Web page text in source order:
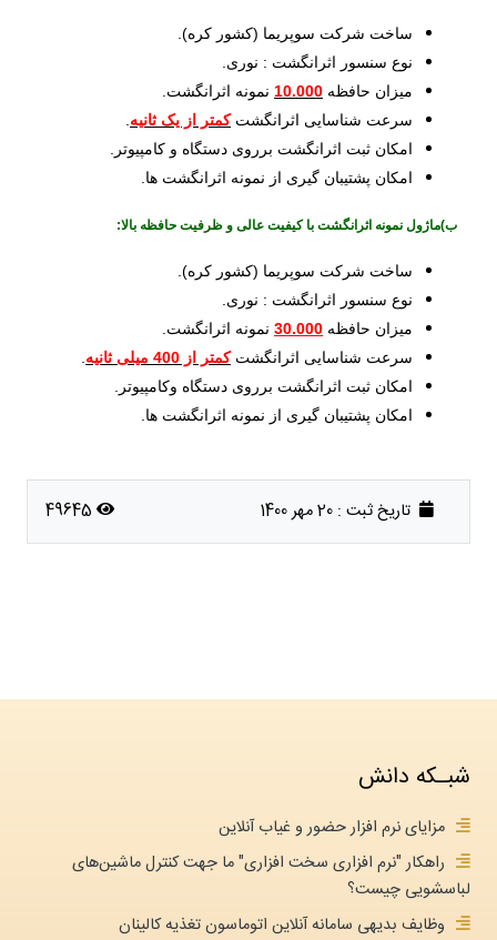
ساخت شرکت سوپریما (کشور کره).
نوع سنسور اثرانگشت : نوری.
میزان حافظه 10.000 نمونه اثرانگشت.
سرعت شناسایی اثرانگشتکمتر از یک ثانیه
امکان ثبت اثرانگشت برروی دستگاه­ و کامپیوتر.
امکان پشتیبان گیری از نمونه اثرانگشت ­ها.
ب)ماژول نمونه اثرانگشت با کیفیت عالی و ظرفیت حافظه بالا:
ساخت شرکت سوپریما (کشور کره).
نوع سنسور اثرانگشت : نوری.
میزان حافظه 30.000 نمونه اثرانگشت.
سرعت شناسایی اثرانگشتکمتر از 400 میلی ثانیه
امکان ثبت اثرانگشت برروی دستگاه­ وکامپیوتر.
امکان پشتیبان ­گیری از نمونه اثرانگشت ­ها.
تاریخ ثبت : 20 مهر 1400 49645
شبـکه دانش
مزایای نرم افزار حضور و غیاب آنلاین
راهکار "نرم افزاری سخت افزاری" ما جهت کنترل ماشین‌های
لباسشویی چیست؟
وظایف بدیهی سامانه آنلاین اتوماسون تغذیه کالینان